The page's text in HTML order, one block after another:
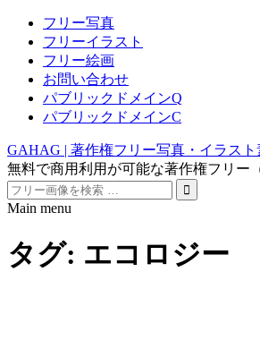
フリー写真
フリーイラスト
フリー絵画
お問い合わせ
パブリックドメインQ
パブリックドメインC
GAHAG | 著作権フリー写真・イラスト
無料で商用利用が可能な著作権フリー
Search
for:
Main menu
content
タグ: エコロジー